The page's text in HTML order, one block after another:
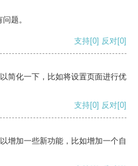
题。
支持[0] 反对[0]
简化一下，比如将设置页面进行优
支持[0] 反对[0]
增加一些新功能，比如增加一个自